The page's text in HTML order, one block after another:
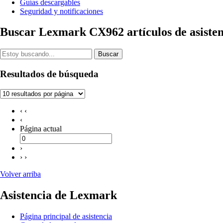
Guías descargables
Seguridad y notificaciones
Buscar Lexmark CX962 artículos de
Buscar
Resultados de búsqueda
‹ ‹
‹
Página actual
›
› ›
Volver arriba
Asistencia de Lexmark
Página principal de asistencia